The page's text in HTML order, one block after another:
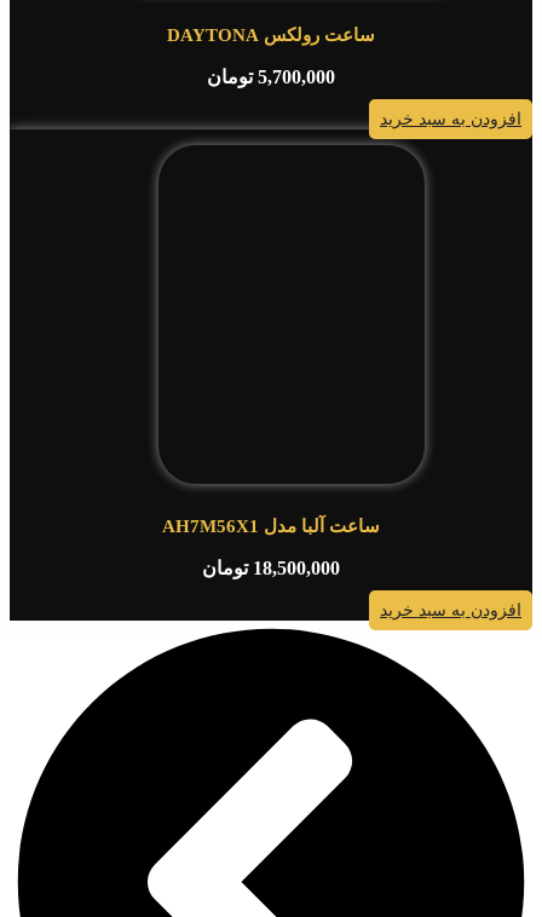
ساعت رولکس DAYTONA
5,700,000 تومان
افزودن به سبد خرید
ساعت آلبا مدل AH7M56X1
18,500,000 تومان
افزودن به سبد خرید